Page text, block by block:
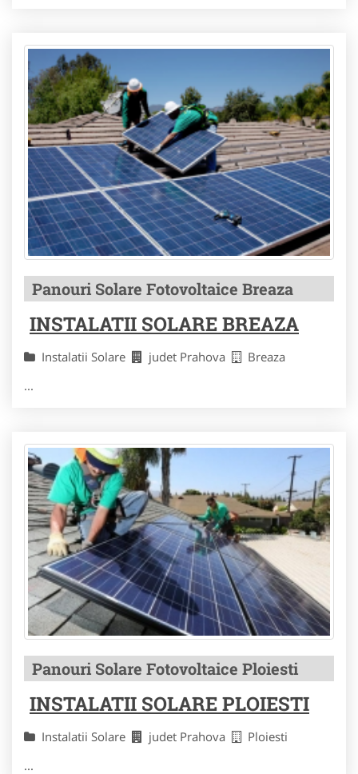
Panouri Solare Fotovoltaice Breaza
INSTALATII SOLARE BREAZA
Instalatii Solare judet Prahova
Breaza
...
Panouri Solare Fotovoltaice Ploiesti
INSTALATII SOLARE PLOIESTI
Instalatii Solare judet Prahova
Ploiesti
...